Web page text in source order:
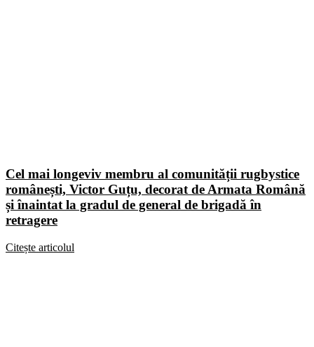
Cel mai longeviv membru al comunității rugbystice
românești, Victor Guțu, decorat de Armata Română
și înaintat la gradul de general de brigadă în
retragere
Citește articolul